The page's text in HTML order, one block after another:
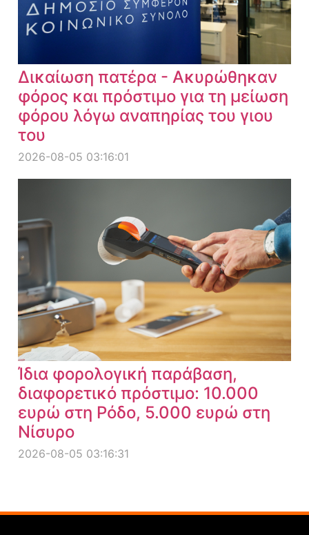
Δικαίωση πατέρα - Ακυρώθηκαν
φόρος και πρόστιμο για τη μείωση
φόρου λόγω αναπηρίας του γιου
του
2026-08-05 03:16:01
Ίδια φορολογική παράβαση,
διαφορετικό πρόστιμο: 10.000
ευρώ στη Ρόδο, 5.000 ευρώ στη
Νίσυρο
2026-08-05 03:16:31